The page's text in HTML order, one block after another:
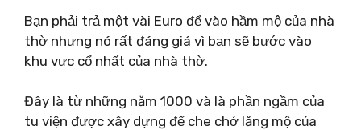
Bạn phải trả một vài Euro để vào hầm mộ của nhà
thờ nhưng nó rất đáng giá vì bạn sẽ bước vào
khu vực cổ nhất của nhà thờ.
Đây là từ những năm 1000 và là phần ngầm của
tu viện được xây dựng để che chở lăng mộ của